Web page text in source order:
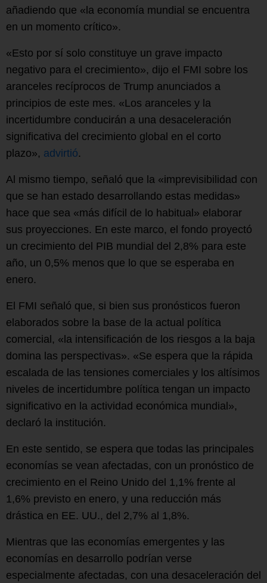
añadiendo que «la economía mundial se encuentra
en un momento crítico».
«Esto por sí solo constituye un grave impacto
negativo para el crecimiento», dijo el FMI sobre los
aranceles recíprocos de Trump anunciados a
principios de este mes. «Los aranceles y la
incertidumbre conducirán a una desaceleración
significativa del crecimiento global en el corto
plazo», advirtió.
Al mismo tiempo, señaló que la «imprevisibilidad con
que se han estado desarrollando estas medidas»
hace que sea «más difícil de lo habitual» elaborar
sus proyecciones. En este marco, el fondo proyectó
un crecimiento del PIB mundial del 2,8% para este
año, un 0,5% menos que lo que se esperaba en
enero.
El FMI señaló que, si bien sus pronósticos fueron
elaborados sobre la base de la actual política
comercial, «la intensificación de los riesgos a la baja
domina las perspectivas». «Se espera que la rápida
escalada de las tensiones comerciales y los altísimos
niveles de incertidumbre política tengan un impacto
significativo en la actividad económica mundial»,
declaró la institución.
En este sentido, se espera que todas las principales
economías se vean afectadas, con un pronóstico de
crecimiento en el Reino Unido del 1,1% frente al
1,6% previsto en enero, y una reducción más
drástica en EE. UU., del 2,7% al 1,8%.
Mientras que las economías emergentes y las
economías en desarrollo podrían verse
especialmente afectadas, con una desaceleración del